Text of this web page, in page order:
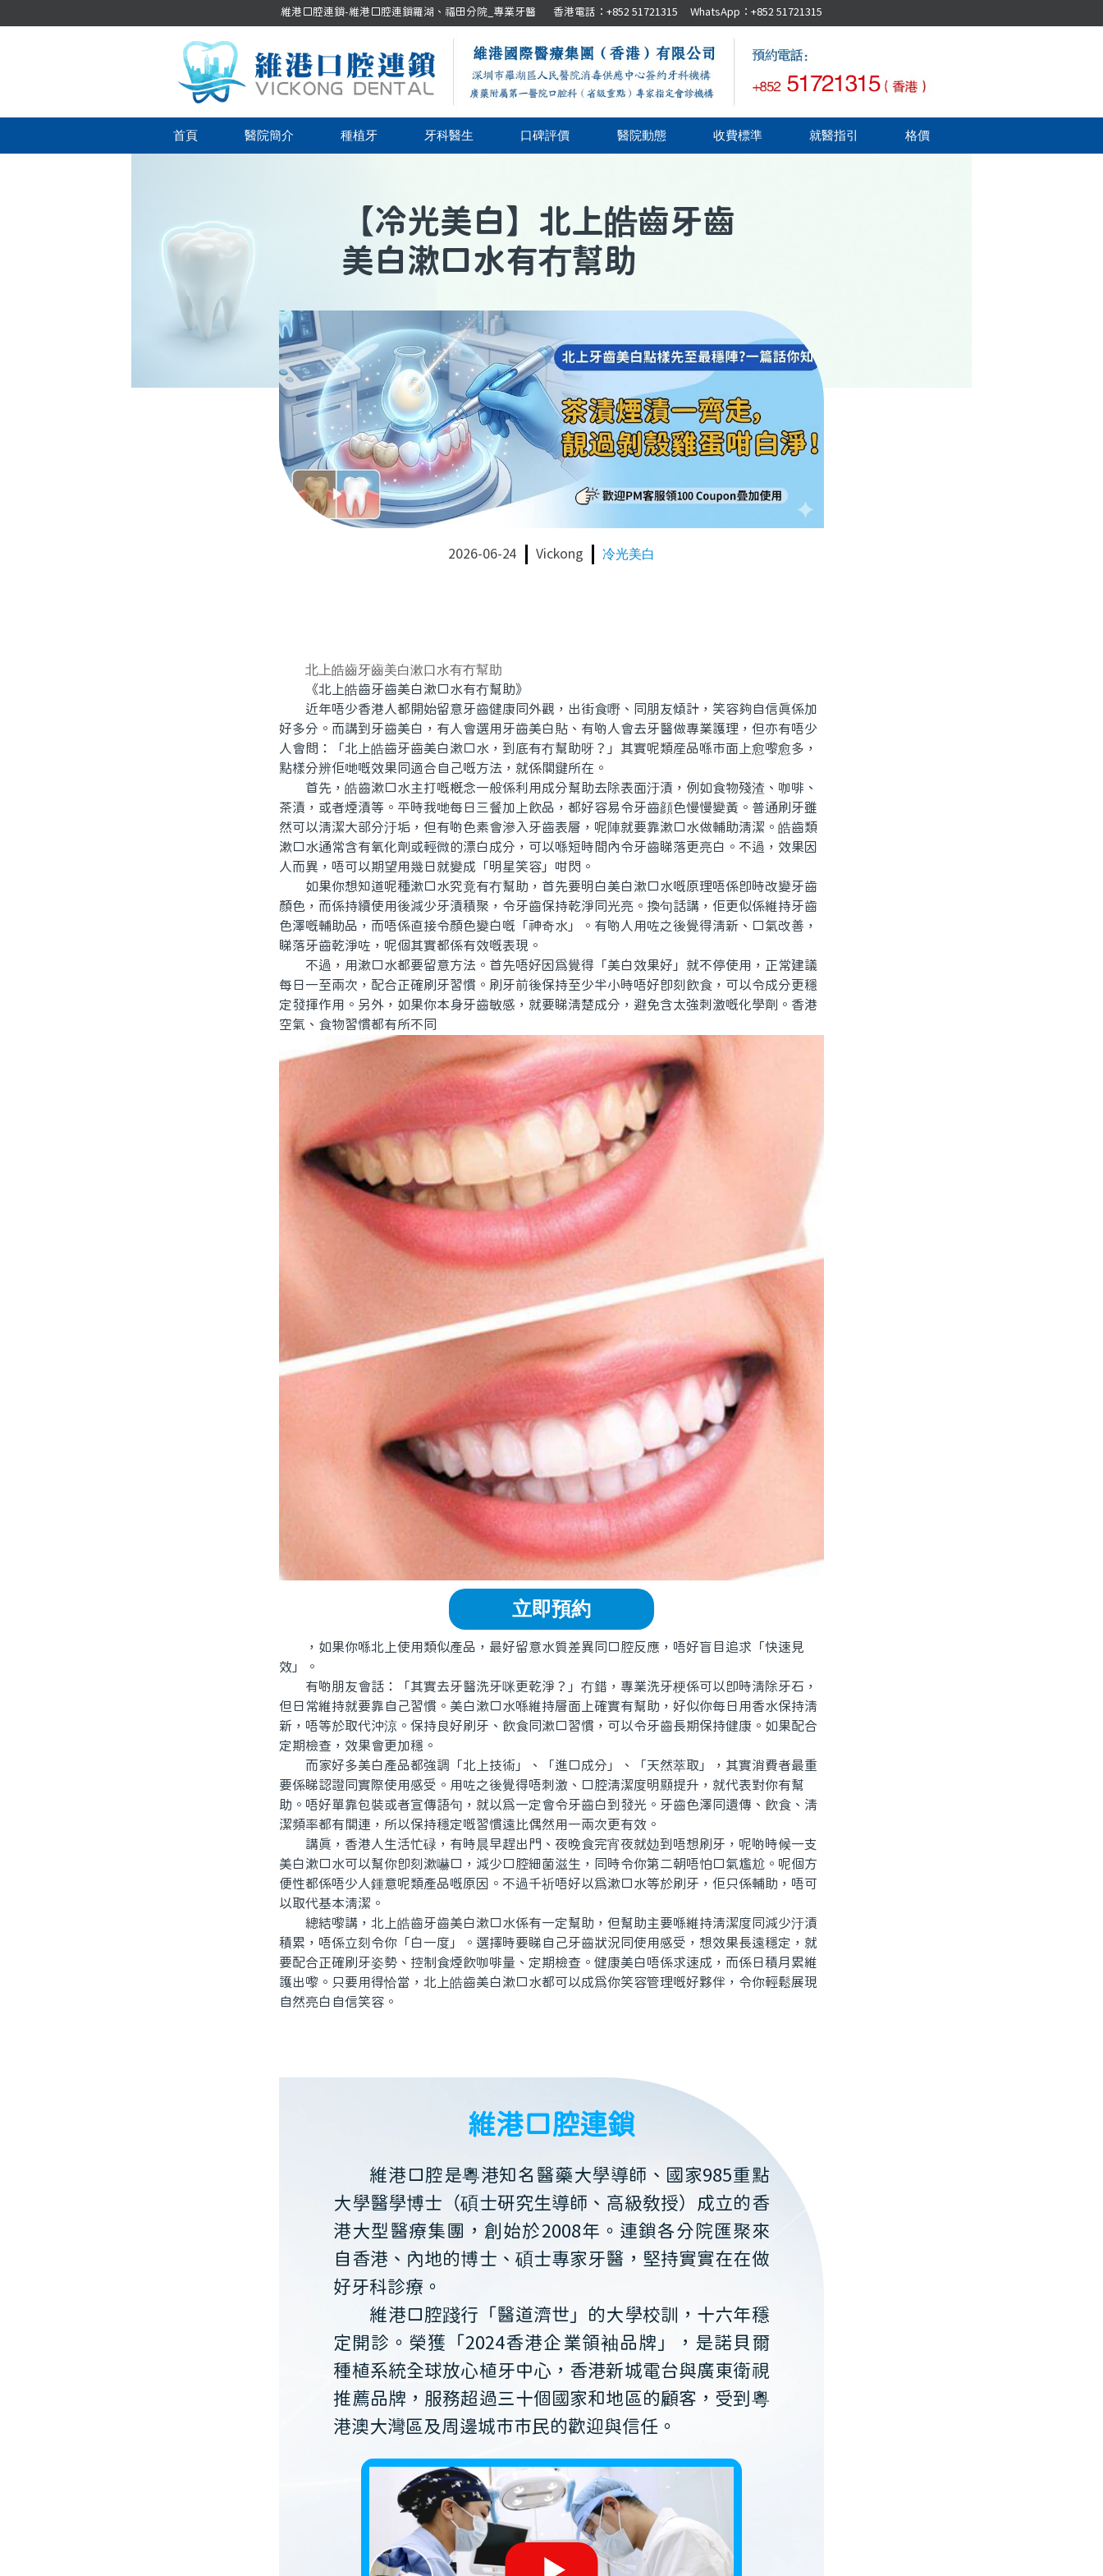
維港口腔連鎖-維港口腔連鎖羅湖、福田分院_專業牙醫 香港電話：+852 51721315 WhatsApp：+852 51721315
首頁 醫院簡介 種植牙 牙科醫生 口碑評價 醫院動態 收費標準 就醫指引 格價
【冷光美白】 北上皓齒牙齒
美白漱口水有冇幫助
2026-06-24 Vickong 冷光美白
北上皓齒牙齒美白漱口水有冇幫助
《北上皓齒牙齒美白漱口水有冇幫助》
近年唔少香港人都開始留意牙齒健康同外觀，出街食嘢、同朋友傾計，笑容夠自信真係加
好多分。而講到牙齒美白，有人會選用牙齒美白貼、有啲人會去牙醫做專業護理，但亦有唔少
人會問：「北上皓齒牙齒美白漱口水，到底有冇幫助呀？」其實呢類産品喺市面上愈嚟愈多，
點樣分辨佢哋嘅效果同適合自己嘅方法，就係關鍵所在。
首先，皓齒漱口水主打嘅概念一般係利用成分幫助去除表面汙漬，例如食物殘渣、咖啡、
茶漬，或者煙漬等。平時我哋每日三餐加上飲品，都好容易令牙齒顔色慢慢變黃。普通刷牙雖
然可以清潔大部分汙垢，但有啲色素會滲入牙齒表層，呢陣就要靠漱口水做輔助清潔。皓齒類
漱口水通常含有氧化劑或輕微的漂白成分，可以喺短時間內令牙齒睇落更亮白。不過，效果因
人而異，唔可以期望用幾日就變成「明星笑容」咁閃。
如果你想知道呢種漱口水究竟有冇幫助，首先要明白美白漱口水嘅原理唔係即時改變牙齒
顏色，而係持續使用後減少牙漬積聚，令牙齒保持乾淨同光亮。換句話講，佢更似係維持牙齒
色澤嘅輔助品，而唔係直接令顏色變白嘅「神奇水」。有啲人用咗之後覺得清新、口氣改善，
睇落牙齒乾淨咗，呢個其實都係有效嘅表現。
不過，用漱口水都要留意方法。首先唔好因為覺得「美白效果好」就不停使用，正常建議
每日一至兩次，配合正確刷牙習慣。刷牙前後保持至少半小時唔好即刻飲食，可以令成分更穩
定發揮作用。另外，如果你本身牙齒敏感，就要睇清楚成分，避免含太強刺激嘅化學劑。香港
空氣、食物習慣都有所不同
立即預約
，如果你喺北上使用類似產品，最好留意水質差異同口腔反應，唔好盲目追求「快速見
效」。
有啲朋友會話：「其實去牙醫洗牙咪更乾淨？」冇錯，專業洗牙梗係可以即時清除牙石，
但日常維持就要靠自己習慣。美白漱口水喺維持層面上確實有幫助，好似你每日用香水保持清
新，唔等於取代沖涼。保持良好刷牙、飲食同漱口習慣，可以令牙齒長期保持健康。如果配合
定期檢查，效果會更加穩。
而家好多美白產品都強調「北上技術」、「進口成分」、「天然萃取」，其實消費者最重
要係睇認證同實際使用感受。用咗之後覺得唔刺激、口腔清潔度明顯提升，就代表對你有幫
助。唔好單靠包裝或者宣傳語句，就以為一定會令牙齒白到發光。牙齒色澤同遺傳、飲食、清
潔頻率都有關連，所以保持穩定嘅習慣遠比偶然用一兩次更有效。
講真，香港人生活忙碌，有時晨早趕出門、夜晚食完宵夜就攰到唔想刷牙，呢啲時候一支
美白漱口水可以幫你即刻漱嚇口，減少口腔細菌滋生，同時令你第二朝唔怕口氣尷尬。呢個方
便性都係唔少人鍾意呢類產品嘅原因。不過千祈唔好以為漱口水等於刷牙，佢只係輔助，唔可
以取代基本清潔。
總結嚟講，北上皓齒牙齒美白漱口水係有一定幫助，但幫助主要喺維持清潔度同減少汙漬
積累，唔係立刻令你「白一度」。選擇時要睇自己牙齒狀況同使用感受，想效果長遠穩定，就
要配合正確刷牙姿勢、控制食煙飲咖啡量、定期檢查。健康美白唔係求速成，而係日積月累維
護出嚟。只要用得恰當，北上皓齒美白漱口水都可以成為你笑容管理嘅好夥伴，令你輕鬆展現
自然亮白自信笑容。
維港口腔連鎖
維港口腔是粵港知名醫藥大學導師、國家985重點
大學醫學博士（碩士研究生導師、高級教授）成立的香
港大型醫療集團，創始於2008年。連鎖各分院匯聚來
自香港、內地的博士、碩士專家牙醫，堅持實實在在做
好牙科診療。
維港口腔踐行「醫道濟世」的大學校訓，十六年穩
定開診。榮獲「2024香港企業領袖品牌」，是諾貝爾
種植系統全球放心植牙中心，香港新城電台與廣東衛視
推薦品牌，服務超過三十個國家和地區的顧客，受到粵
港澳大灣區及周邊城市市民的歡迎與信任。